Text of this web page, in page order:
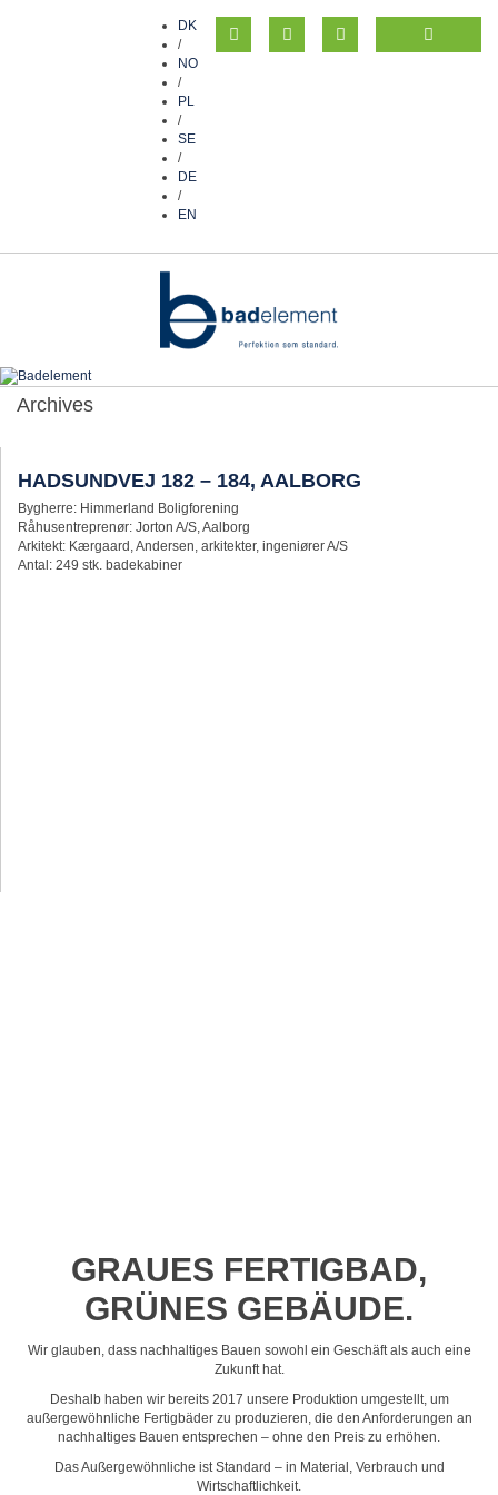
DK
/
NO
/
PL
/
SE
/
DE
/
EN
Archives
HADSUNDVEJ 182 – 184, AALBORG
Bygherre: Himmerland Boligforening
Råhusentreprenør: Jorton A/S, Aalborg
Arkitekt: Kærgaard, Andersen, arkitekter, ingeniører A/S
Antal: 249 stk. badekabiner
GRAUES FERTIGBAD,
GRÜNES GEBÄUDE.
Wir glauben, dass nachhaltiges Bauen sowohl ein Geschäft als auch eine
Zukunft hat.
Deshalb haben wir bereits 2017 unsere Produktion umgestellt, um
außergewöhnliche Fertigbäder zu produzieren, die den Anforderungen an
nachhaltiges Bauen entsprechen – ohne den Preis zu erhöhen.
Das Außergewöhnliche ist Standard – in Material, Verbrauch und
Wirtschaftlichkeit.